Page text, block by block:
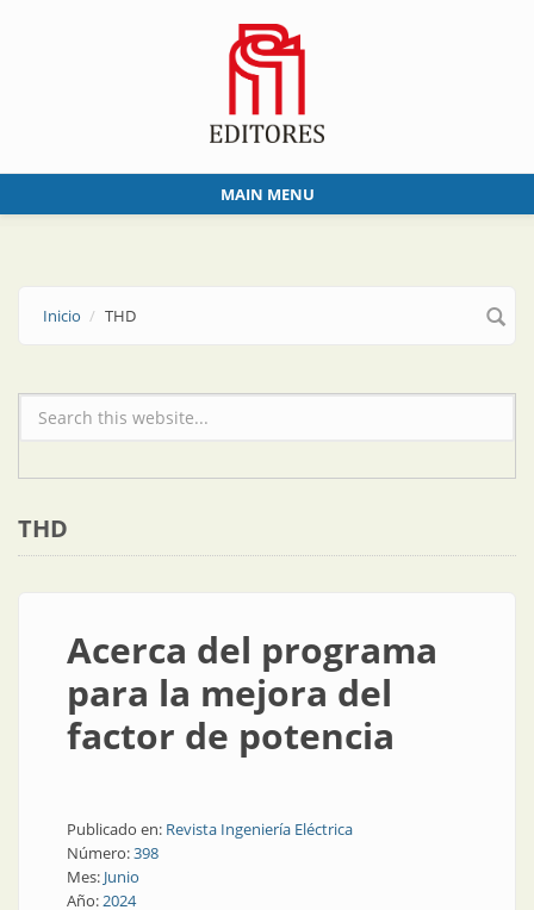
MAIN MENU
Inicio THD
Formulario de búsqueda
THD
Acerca del programa
para la mejora del
factor de potencia
Publicado en: Revista Ingeniería Eléctrica
Número:398
Mes: Junio
Año:2024